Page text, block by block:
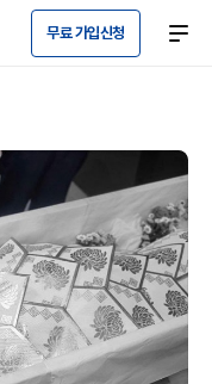
무료 가입신청